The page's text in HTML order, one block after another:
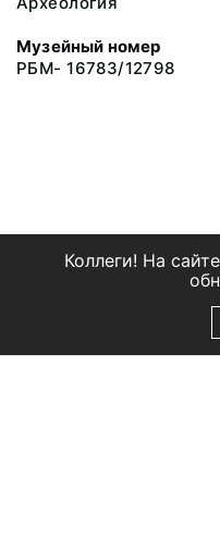
Музейный номер
РБМ- 16783/12798
Коллеги! На